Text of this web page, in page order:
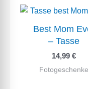
Best Mom
– Tasse
14,99 €
Fotogeschenke